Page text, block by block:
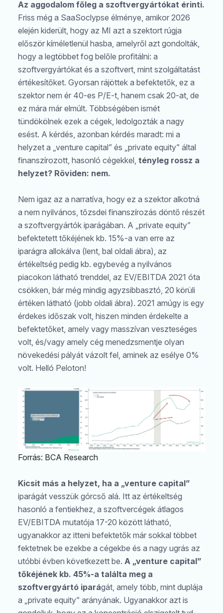
Az aggodalom főleg a szoftvergyártókat érinti.
Friss még a SaaSoclypse élménye, amikor 2026
elején kiderült, hogy az MI azt a szektort rúgja
először kíméletlenül hasba, amelyről azt gondolták,
hogy a legtöbbet fog belőle profitálni: a
szoftvergyártókat és a szoftvert, mint szolgáltatást
értékesítőket. Gyorsan rájöttek a befektetők, ez a
szektor nem ér 40-es P/E-t, hanem csak 20-at, de
ez mára már elmúlt. Többségében ismét
tündökölnek ezek a cégek, ledolgozták a nagy
esést. A kérdés, azonban kérdés maradt: mi a
helyzet a „venture capital” és „private equity” által
finanszírozott, hasonló cégekkel, tényleg rossz a
helyzet? Röviden: nem.
Nem igaz az a narratíva, hogy ez a szektor alkotná
a nem nyilvános, tőzsdei finanszírozás döntő részét
a szoftvergyártók iparágában. A „private equity”
befektetett tőkéjének kb. 15%-a van erre az
iparágra allokálva (lent, bal oldali ábra), az
értékeltség pedig kb. egybevég a nyilvános
piacokon látható trenddel, az EV/EBITDA 2021 óta
csökken, bár még mindig agyzsibbasztó, 20 körüli
értéken látható (jobb oldali ábra). 2021 amúgy is egy
érdekes időszak volt, hiszen minden érdekelte a
befektetőket, amely vagy masszívan veszteséges
volt, és/vagy amely cég menedzsmentje olyan
növekedési pályát vázolt fel, aminek az esélye 0%
volt. Helló Peloton!
Forrás: BCA Research
Kicsit más a helyzet, ha a „venture capital”
iparágát vesszük górcső alá. Itt az értékeltség
hasonló a fentiekhez, a szoftvercégek átlagos
EV/EBITDA mutatója 17-20 között látható,
ugyanakkor az itteni befektetők már sokkal többet
fektetnek be ezekbe a cégekbe és a nagy ugrás az
utóbbi évben következett be. A „venture capital”
tőkéjének kb. 45%-a találta meg a
szoftvergyártó iparágát, amely több, mint duplája
a „private equity” arányának. Ugyanakkor azt is
Keresés